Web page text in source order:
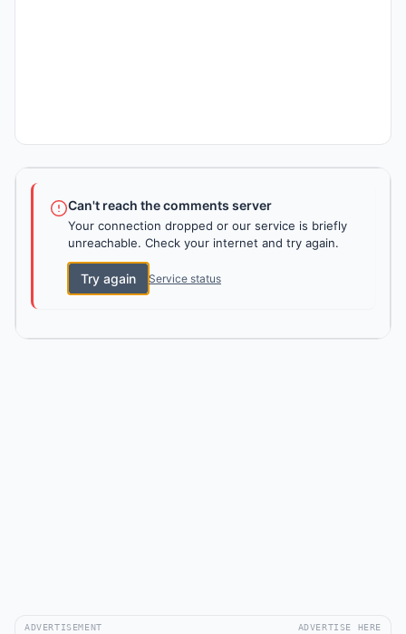
Can't reach the comments server
Your connection dropped or our service is briefly
unreachable. Check your internet and try again.
Try again Service status
ADVERTISEMENT ADVERTISE HERE